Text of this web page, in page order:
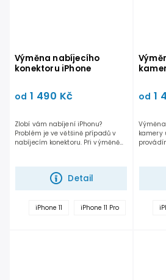
Výměna nabíjecího
konektoru iPhone
od 1 490 Kč
Detail
Zlobí vám nabíjení iPhonu?
Problém je ve většině případů v
nabíjecím konektoru. Při výměně
iPhone 11 iPhone 11 Pro iPhone
od 1
kamery